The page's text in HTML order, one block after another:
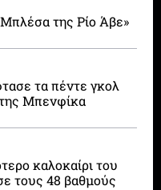
της Ρίο Άβε»
τα πέντε γκολ
Μπενφίκα
καλοκαίρι του
τους 48 βαθμούς